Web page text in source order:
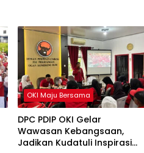
OKI Maju Bersama
DPC PDIP OKI Gelar
Wawasan Kebangsaan,
Jadikan Kudatuli Inspirasi